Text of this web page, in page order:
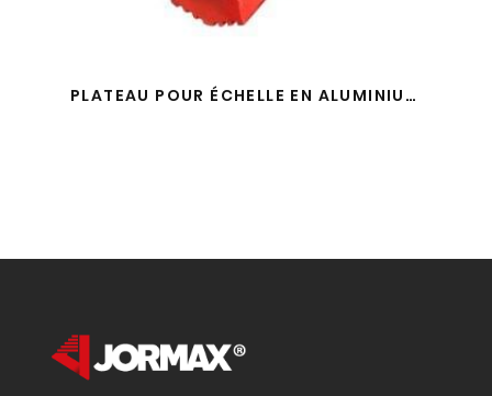
PLATEAU POUR ÉCHELLE EN ALUMINIUM + 2 VIS